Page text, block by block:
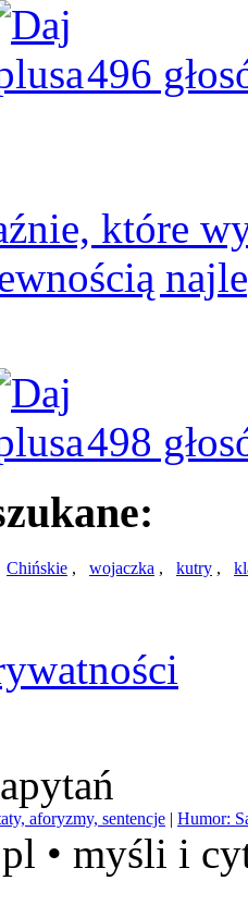
496
które
498
Chińskie , wojaczka , kutry ,
aforyzmy, sentencje | Humor:
• myśli i